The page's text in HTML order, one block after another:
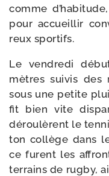
comme
pour accueillir
reux sportifs.
Le ven­dre­di
mètres sui­vis
sous une petite
fit bien vite
dérou­lèrent le
ton col­lège dans
ce furent les
ter­rains de rug­by,